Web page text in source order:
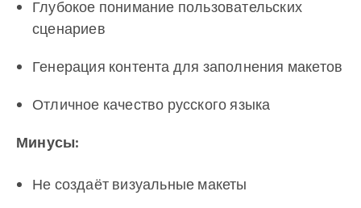
Глубокое понимание пользовательских
сценариев
Генерация контента для заполнения макетов
Отличное качество русского языка
Минусы:
Не создаёт визуальные макеты